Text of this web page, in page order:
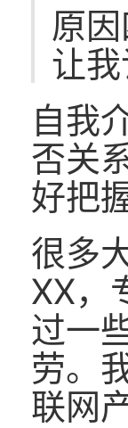
原
让
自我
否关
好把
很多
XX，
过一
劳。
联网